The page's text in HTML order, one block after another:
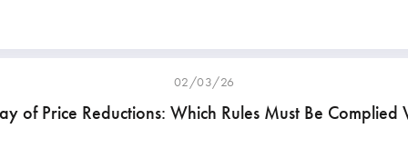
02/03/26
of Price Reductions: Which Rules Must Be Complied